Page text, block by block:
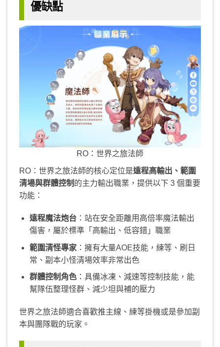
優缺點
RO：世界之旅法師
RO：世界之旅法師的核心定位是遠程高輸出、範圍
清場與群體控制 的主力輸出職業，提供以下 3 個重要
功能：
遠程魔法炮台：站在安全距離用高倍率魔法輸出
傷害，屬於標準「高輸出、低容錯」職業
範圍清怪專家：擁有大量AOE技能，練等、刷日
常、副本小怪清場效率非常出色
群體控制角色：具備冰凍、減速等控制技能，能
幫隊伍整理怪群、減少坦與補的壓力
世界之旅法師適合喜歡推主線、練等掛機或是參加副
本與團隊戰的玩家。